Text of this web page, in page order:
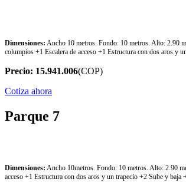
Dimensiones: Ancho 10 metros. Fondo: 10 metros. Alto: 2.90
columpios +1 Escalera de acceso +1 Estructura con dos aros y
Precio: 15.941.006(COP)
Cotiza ahora
Parque 7
Dimensiones: Ancho 10metros. Fondo: 10 metros. Alto: 2.90
acceso +1 Estructura con dos aros y un trapecio +2 Sube y